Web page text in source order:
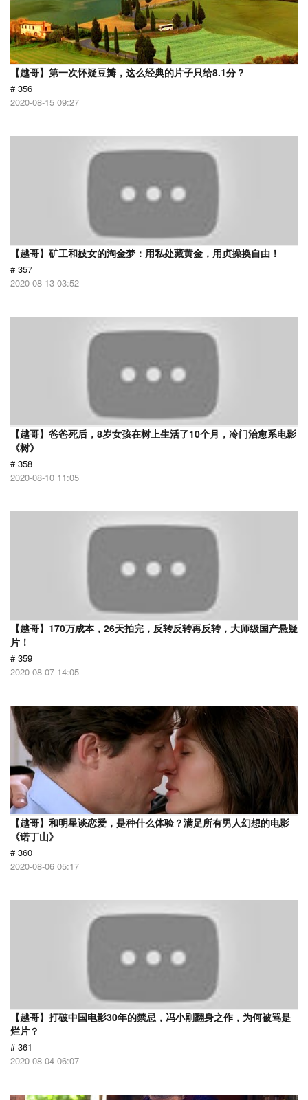
【越哥】第一次怀疑豆瓣，这么经典的片子只给8.1分？
# 356
2020-08-15 09:27
【越哥】矿工和妓女的淘金梦：用私处藏黄金，用贞操换自由！
# 357
2020-08-13 03:52
【越哥】爸爸死后，8岁女孩在树上生活了10个月，冷门治愈系电影
《树》
# 358
2020-08-10 11:05
【越哥】170万成本，26天拍完，反转反转再反转，大师级国产悬疑
片！
# 359
2020-08-07 14:05
【越哥】和明星谈恋爱，是种什么体验？满足所有男人幻想的电影
《诺丁山》
# 360
2020-08-06 05:17
【越哥】打破中国电影30年的禁忌，冯小刚翻身之作，为何被骂是
烂片？
# 361
2020-08-04 06:07